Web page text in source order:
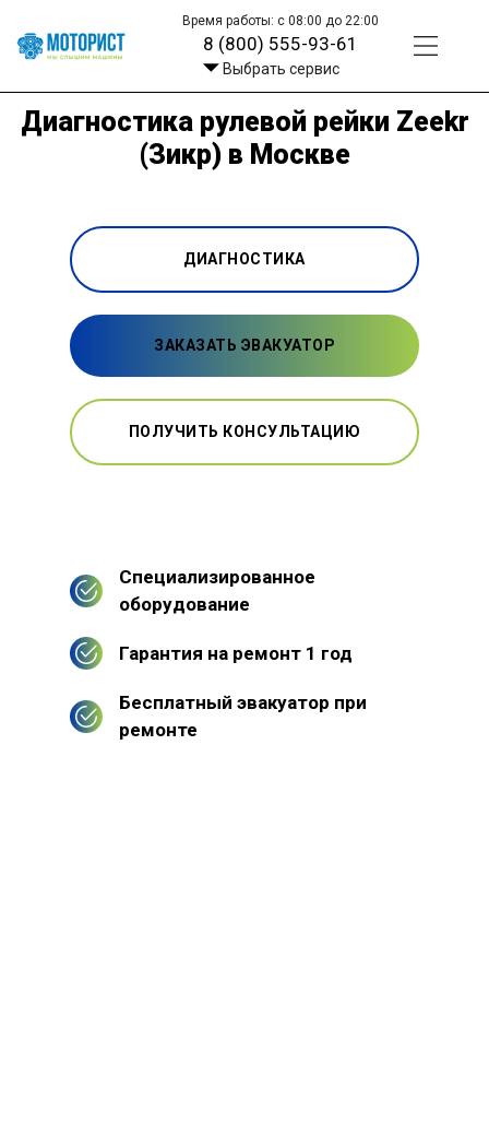
Время работы: с 08:00 до 22:00
8 (800) 555-93-61
Выбрать сервис
Диагностика рулевой рейки Zeekr
(Зикр) в Москве
ДИАГНОСТИКА
ЗАКАЗАТЬ ЭВАКУАТОР
ПОЛУЧИТЬ КОНСУЛЬТАЦИЮ
Специализированное
оборудование
Гарантия на ремонт 1 год
Бесплатный эвакуатор при
ремонте